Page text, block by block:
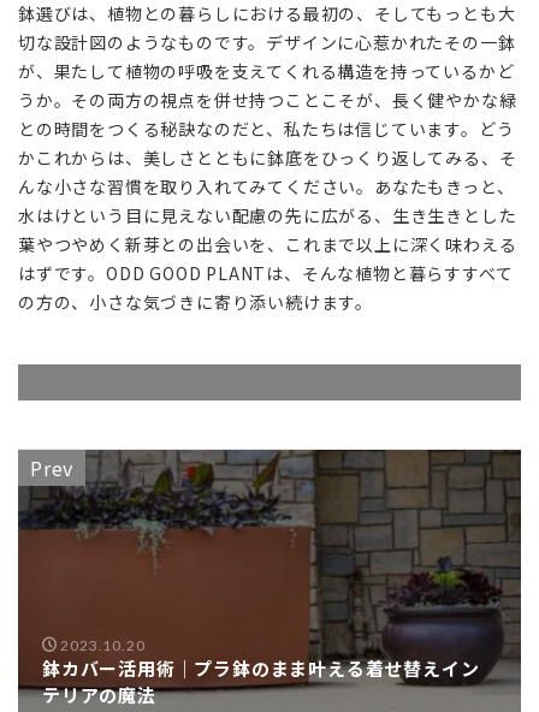
4
見た
目だ
けで
な
く、
機能
美と
いう
視点
を
鉢選びは、植物との暮らしにおける最初の、そしてもっとも大
切な設計図のようなものです。デザインに心惹かれたその一鉢
が、果たして植物の呼吸を支えてくれる構造を持っているかど
うか。その両方の視点を併せ持つことこそが、長く健やかな緑
との時間をつくる秘訣なのだと、私たちは信じています。どう
かこれからは、美しさとともに鉢底をひっくり返してみる、そ
んな小さな習慣を取り入れてみてください。あなたもきっと、
水はけという目に見えない配慮の先に広がる、生き生きとした
葉やつやめく新芽との出会いを、これまで以上に深く味わえる
はずです。ODD GOOD PLANTは、そんな植物と暮らすすべて
の方の、小さな気づきに寄り添い続けます。
Prev
2023.10.20
鉢カバー活用術｜プラ鉢のまま叶える着せ替えイン
テリアの魔法